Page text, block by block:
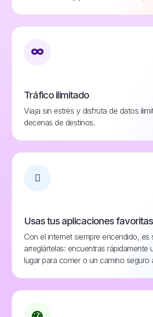
Tráfico ilimitado
Viaja sin estrés y disfruta de datos
decenas de destinos.
Usas tus aplicaciones favoritas
Con el internet siempre encendido, es
arreglártelas: encuentras rápidamente
lugar para comer o un camino seguro